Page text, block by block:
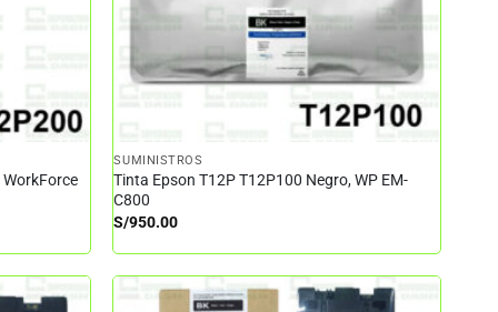
SUMINISTROS
Tinta Epson T12P T12P100 Negro, WP EM-
C800
S/950.00